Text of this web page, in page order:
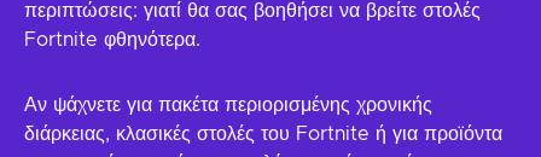
περιπτώσεις: γιατί θα σας βοηθήσει να βρείτε στολές
Fortnite φθηνότερα.
Αν ψάχνετε για πακέτα περιορισμένης χρονικής
διάρκειας, κλασικές στολές του Fortnite ή για προϊόντα